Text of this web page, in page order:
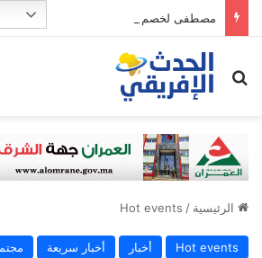
مصطفى لخصم يتجه للترشح في دائرة فاس
ابحث عن
الرئيسية /
Hot events
Hot events أخبار أخبار سريعة